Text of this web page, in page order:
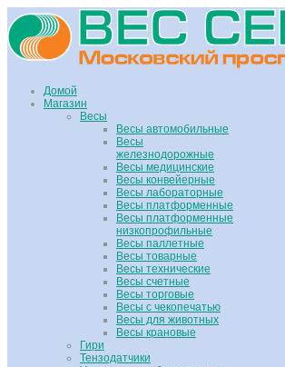
Домой
Магазин
Весы
Весы автомобильные
Весы
железнодорожные
Весы медицинские
Весы конвейерные
Весы лабораторные
Весы платформенные
Весы платформенные
низкопрофильные
Весы паллетные
Весы товарные
Весы технические
Весы счетные
Весы торговые
Весы с чекопечатью
Весы для животных
Весы крановые
Гири
Тензодатчики